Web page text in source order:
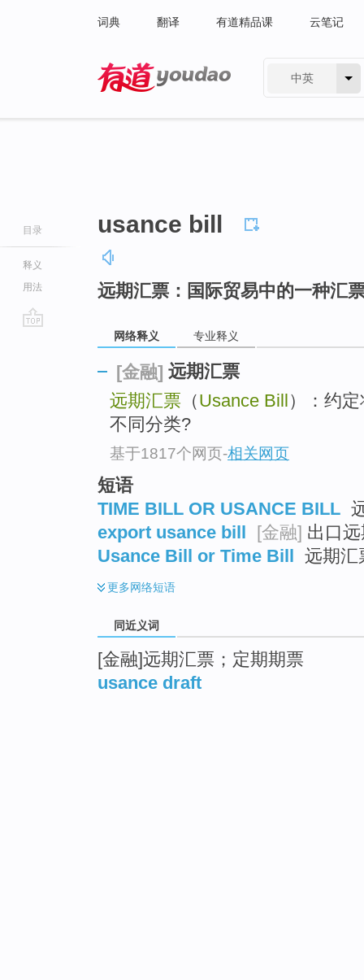
词典 翻译 有道精品课 云笔记
中英
目录
释义
用法
usance bill
远期汇票：国际贸易中的一种汇
网络释义 专业释义
[金融] 远期汇票
远期汇票 （Usance Bill ）：约
不同分类?
基于1817个网页-相关网页
短语
TIME BILL OR USANCE BILL
export usance bill [金融] 出口
Usance Bill or Time Bill 远期汇
更多网络短语
同近义词
[金融]远期汇票；定期期票
usance draft